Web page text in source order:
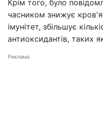
Крім того, було
часником знижує
імунітет, збільшує
антиоксидантів, таких
Реклама